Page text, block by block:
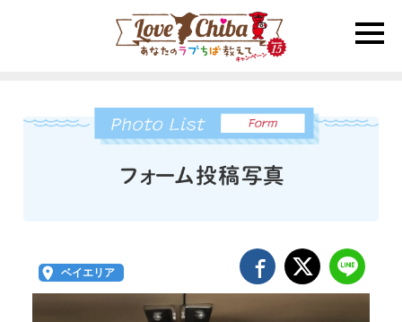
toggle
ベイエリア